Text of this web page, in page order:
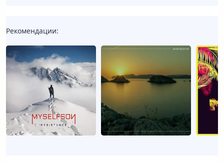
Рекомендации: